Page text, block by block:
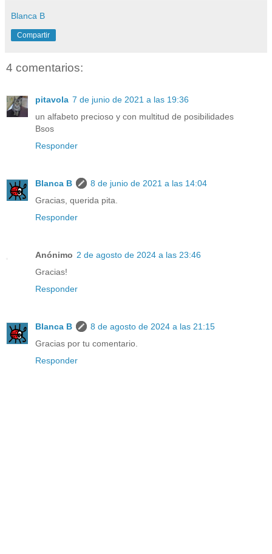
Blanca B
Compartir
4 comentarios:
pitavola 7 de junio de 2021 a las 19:36
un alfabeto precioso y con multitud de posibilidades
Bsos
Responder
Blanca B
8 de junio de 2021 a las 14:04
Gracias, querida pita.
Responder
Anónimo 2 de agosto de 2024 a las 23:46
Gracias!
Responder
Blanca B
8 de agosto de 2024 a las 21:15
Gracias por tu comentario.
Responder